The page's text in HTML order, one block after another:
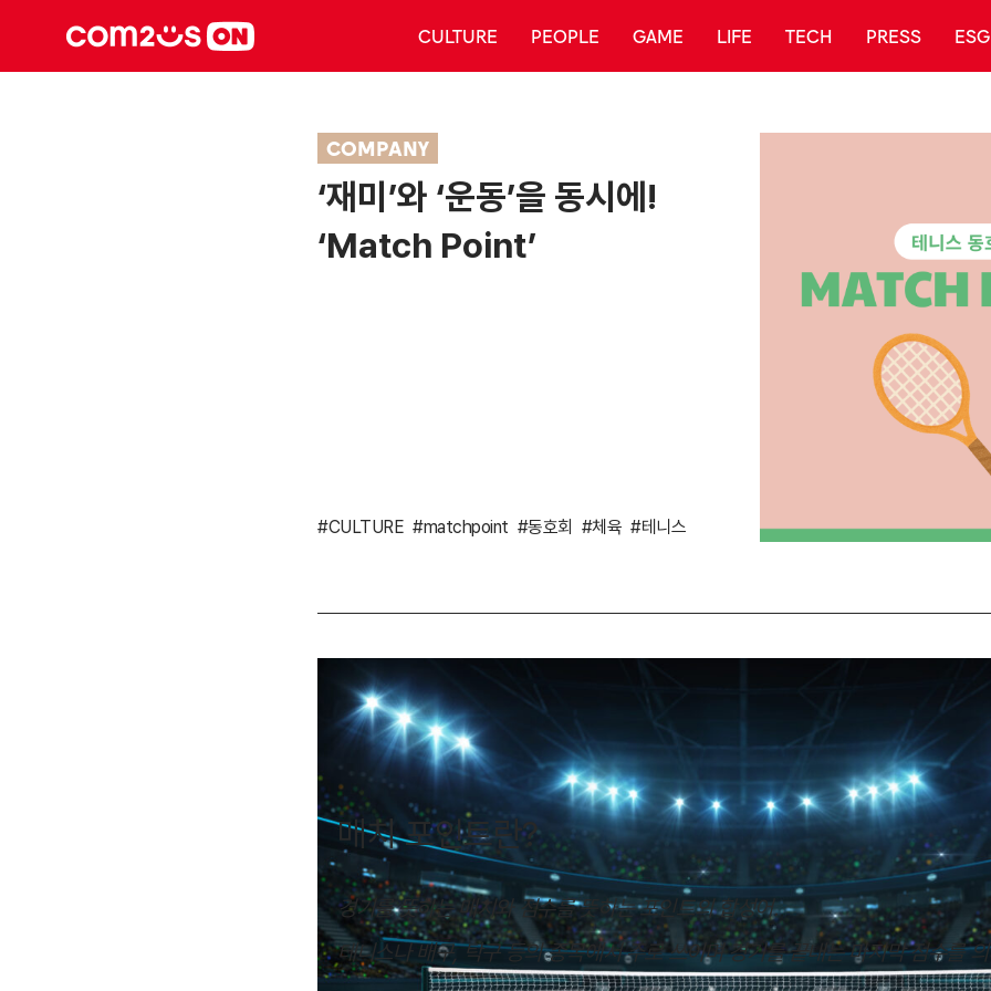
CULTURE PEOPLE GAME LIFE TECH PRESS ESG
COMPANY
‘재미’와 ‘운동’을 동시에!
‘Match Point’
#CULTURE #matchpoint #동호회 #체육 #테니스
매치 포인트란?
경기를 뜻하는 매치와 점수를 뜻하는 포인트의 합성어.
테니스나 배구, 탁구 등의 종목에서 주로 쓰이며 경기를 끝내는 마지막 점수를